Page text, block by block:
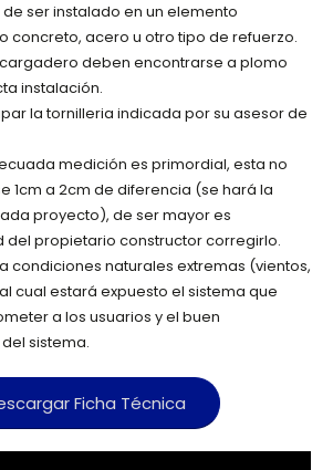
ser instalado en un elemento
concreto, acero u otro tipo de refuerzo.
deben encontrarse a plomo
instalación.
la tornilleria indicada por su asesor de
medición es primordial, esta no
1cm a 2cm de diferencia (se hará la
proyecto), de ser mayor es
del propietario constructor corregirlo.
condiciones naturales extremas (vientos,
cual estará expuesto el sistema que
a los usuarios y el buen
sistema.
Ficha Técnica